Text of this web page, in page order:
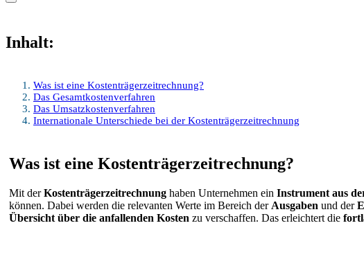
Inhalt:
Was ist eine Kostenträgerzeitrechnung?
Das Gesamtkostenverfahren
Das Umsatzkostenverfahren
Internationale Unterschiede bei der Kostenträgerzeitrechnung
Was ist eine Kostenträgerzeitrechnung?
Mit derKostenträgerzeitrechnung haben Unternehmen ein Instrument aus
können. Dabei werden die relevanten Werte im Bereich der Ausgaben und der
Übersicht über die anfallenden Kosten zu verschaffen. Das erleichtert die